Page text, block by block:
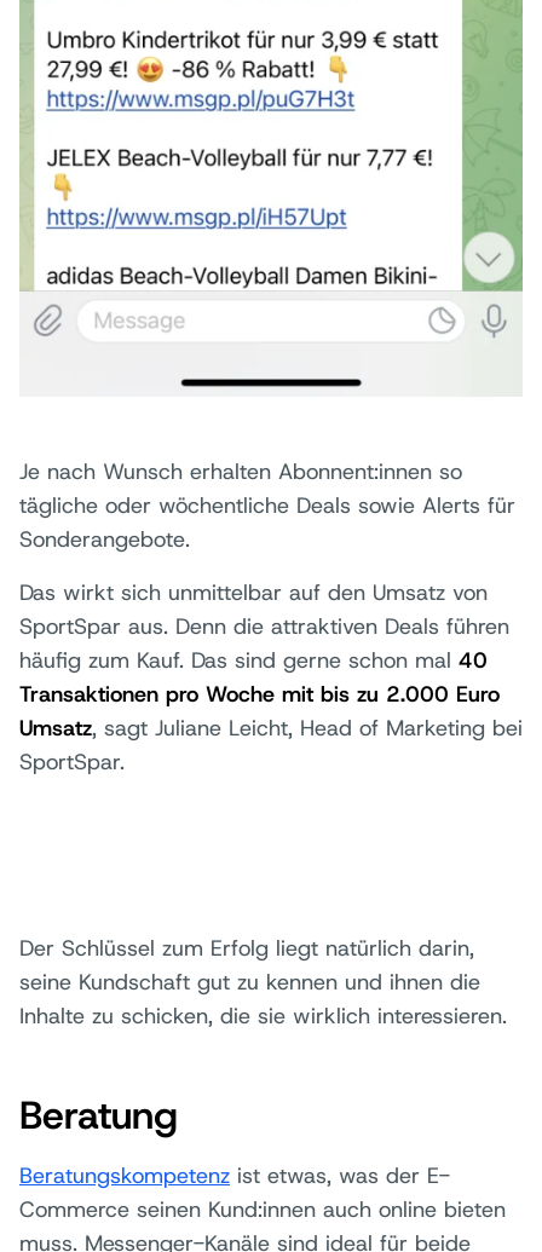
Je nach Wunsch erhalten Abonnent:innen so
tägliche oder wöchentliche Deals sowie Alerts für
Sonderangebote.
Das wirkt sich unmittelbar auf den Umsatz von
SportSpar aus. Denn die attraktiven Deals führen
häufig zum Kauf. Das sind gerne schon mal 40
Transaktionen pro Woche mit bis zu 2.000 Euro
Umsatz, sagt Juliane Leicht, Head of Marketing bei
SportSpar.
Der Schlüssel zum Erfolg liegt natürlich darin,
seine Kundschaft gut zu kennen und ihnen die
Inhalte zu schicken, die sie wirklich interessieren.
Beratung
Beratungskompetenz ist etwas, was der E-
Commerce seinen Kund:innen auch online bieten
muss. Messenger-Kanäle sind ideal für beide